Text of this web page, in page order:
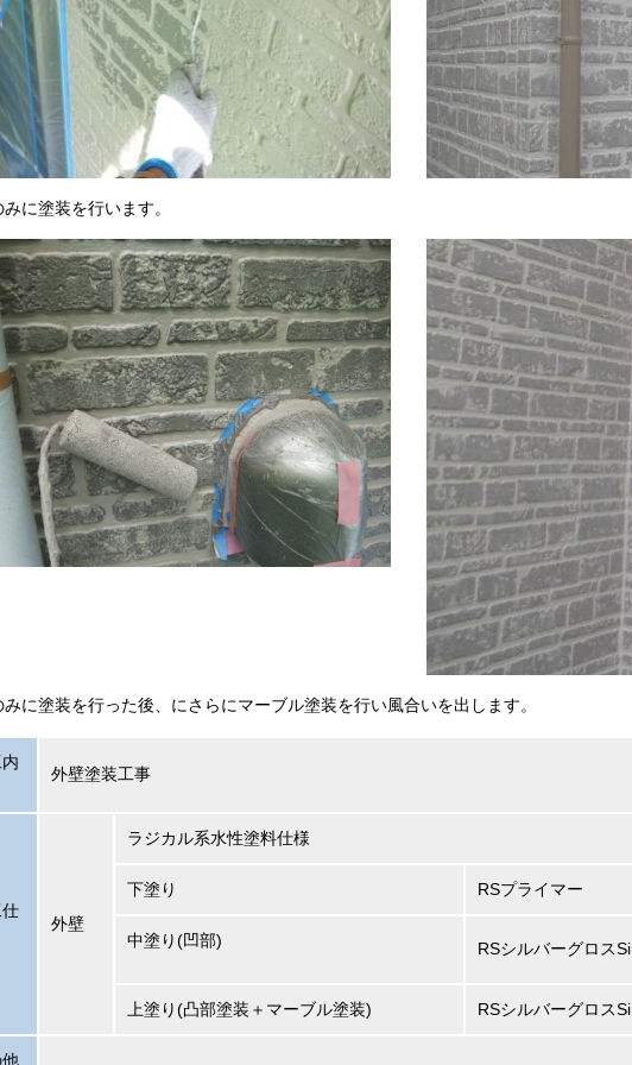
に塗装を行います。
に塗装を行った後、にさらにマーブル塗装を行い風合いを出します。
外壁塗装工事
外壁
ラジカル系水性塗料仕様
下塗り RSプライマー
中塗り(凹部) RSシルバーグロスSi
上塗り(凸部塗装＋マーブル塗装) RSシルバーグロスSi